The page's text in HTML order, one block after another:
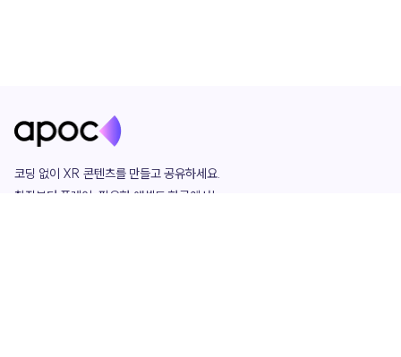
코딩 없이 XR 콘텐츠를 만들고 공유하세요.
창작부터 플레이, 필요한 애셋도 한곳에서!